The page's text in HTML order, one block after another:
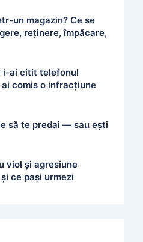
un magazin? Ce se
reținere, împăcare,
i-ai citit telefonul
comis o infracțiune
să te predai — sau ești
viol și agresiune
ce pași urmezi